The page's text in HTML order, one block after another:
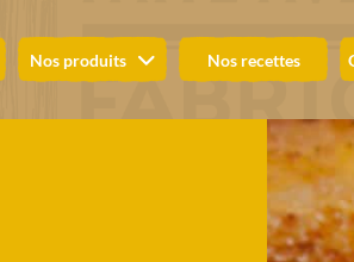
Nos produits Nos recettes